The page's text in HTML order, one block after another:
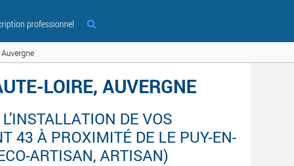
professionnel
LOIRE, AUVERGNE
DE VOS
43 À PROXIMITÉ DE LE PUY-EN-
ARTISAN, ARTISAN)